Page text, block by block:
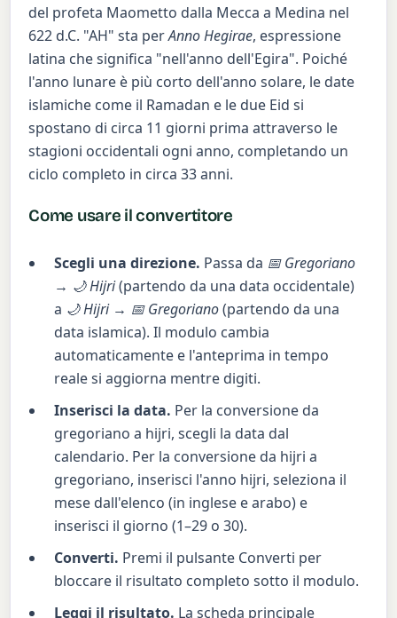
del profeta Maometto dalla Mecca a Medina nel
622 d.C. "AH" sta perAnno Hegirae, espressione
latina che significa "nell'anno dell'Egira". Poiché
l'anno lunare è più corto dell'anno solare, le date
islamiche come il Ramadan e le due Eid si
spostano di circa 11 giorni prima attraverso le
stagioni occidentali ogni anno, completando un
ciclo completo in circa 33 anni.
Come usare il convertitore
Scegli una direzione. Passa da 📅 Gregoriano
→ 🌙 Hijri(partendo da una data occidentale)
a 🌙 Hijri → 📅 Gregoriano(partendo da una
data islamica). Il modulo cambia
automaticamente e l'anteprima in tempo
reale si aggiorna mentre digiti.
Inserisci la data. Per la conversione da
gregoriano a hijri, scegli la data dal
calendario. Per la conversione da hijri a
gregoriano, inserisci l'anno hijri, seleziona il
mese dall'elenco (in inglese e arabo) e
inserisci il giorno (1–29 o 30).
Converti. Premi il pulsante Converti per
bloccare il risultato completo sotto il modulo.
Leggi il risultato. La scheda principale